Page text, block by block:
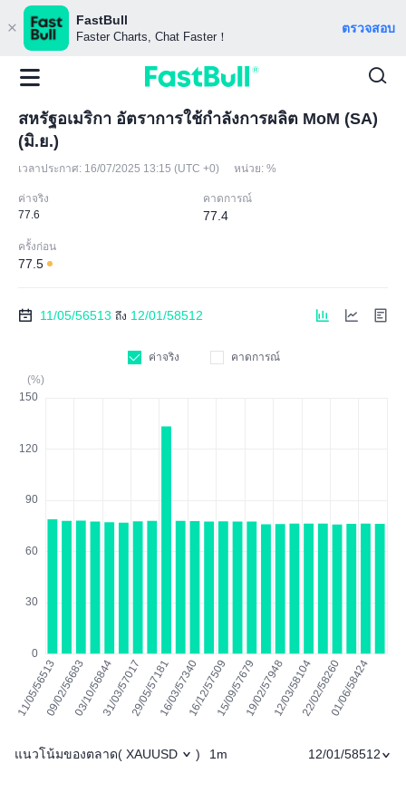
FastBull
Faster Charts, Chat Faster！
ตรวจสอบ
สหรัฐอเมริกา อัตราการใช้กำลังการผลิต MoM (SA)
(มิ.ย.)
เวลาประกาศ: 16/07/2025 13:15 (UTC +0) หน่วย: %
ค่าจริง
77.6
คาดการณ์
77.4
ครั้งก่อน
77.5
11/05/56513 ถึง 12/01/58512
ค่าจริง
คาดการณ์
(%)
แนวโน้มของตลาด( XAUUSD ) 1m 12/01/58512